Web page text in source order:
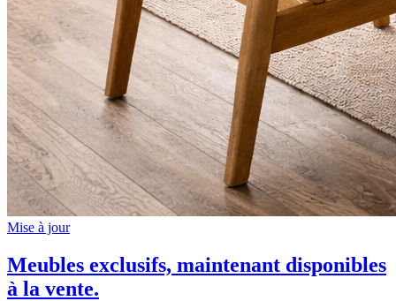
Mise à jour
Meubles exclusifs, maintenant disponibles
à la vente.